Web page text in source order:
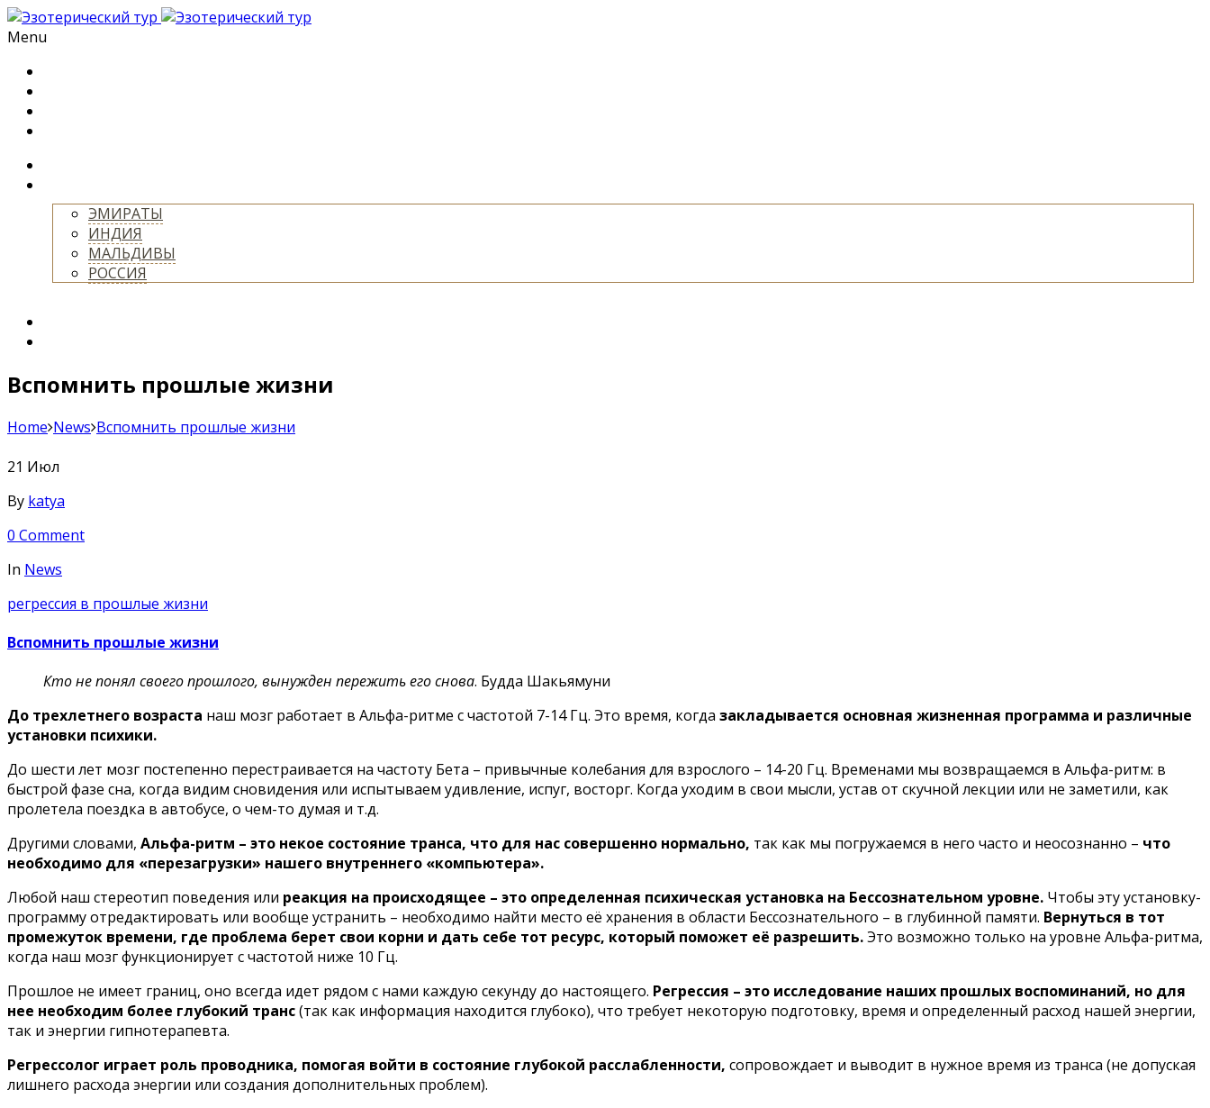
Menu
ЭМИРАТЫ
ИНДИЯ
МАЛЬДИВЫ
РОССИЯ
Вспомнить прошлые жизни
Home News Вспомнить прошлые жизни
21 Июл
By katya
0 Comment
In News
регрессия в прошлые жизни
Вспомнить прошлые жизни
Кто не понял своего прошлого, вынужден пережить его снова. Будда Шакьямуни
До трехлетнего возраста наш мозг работает в Альфа-ритме с частотой 7-14 Гц. Это время, когда закладывается основная жизненная программа и различные
установки психики.
До шести лет мозг постепенно перестраивается на частоту Бета – привычные колебания для взрослого – 14-20 Гц. Временами мы возвращаемся в Альфа-ритм: в
быстрой фазе сна, когда видим сновидения или испытываем удивление, испуг, восторг. Когда уходим в свои мысли, устав от скучной лекции или не заметили, как
пролетела поездка в автобусе, о чем-то думая и т.д.
Другими словами, Альфа-ритм – это некое состояние транса, что для нас совершенно нормально, так как мы погружаемся в него часто и неосознанно – что
необходимо для «перезагрузки» нашего внутреннего «компьютера».
Любой наш стереотип поведения или реакция на происходящее – это определенная психическая установка на Бессознательном уровне. Чтобы эту установку-
программу отредактировать или вообще устранить – необходимо найти место её хранения в области Бессознательного – в глубинной памяти. Вернуться в тот
промежуток времени, где проблема берет свои корни и дать себе тот ресурс, который поможет её разрешить.Это возможно только на уровне Альфа-ритма,
когда наш мозг функционирует с частотой ниже 10 Гц.
Прошлое не имеет границ, оно всегда идет рядом с нами каждую секунду до настоящего. Регрессия – это исследование наших прошлых воспоминаний, но для
нее необходим более глубокий транс(так как информация находится глубоко), что требует некоторую подготовку, время и определенный расход нашей энергии,
так и энергии гипнотерапевта.
Регрессолог играет роль проводника, помогая войти в состояние глубокой расслабленности, сопровождает и выводит в нужное время из транса (не допуская
лишнего расхода энергии или создания дополнительных проблем).